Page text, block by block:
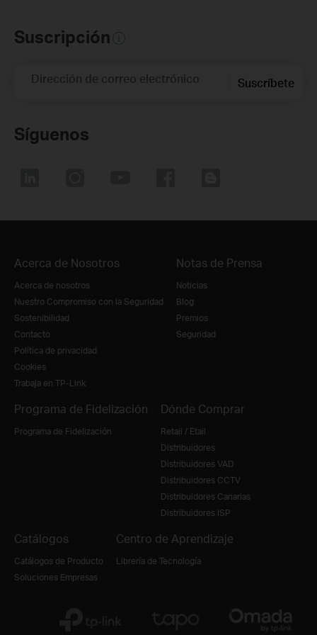
Suscripción
Dirección de correo electrónico Suscríbete
Síguenos
Acerca de Nosotros
Acerca de nosotros
Nuestro Compromiso con la Seguridad
Sostenibilidad
Contacto
Política de privacidad
Cookies
Trabaja en TP-Link
Notas de Prensa
Noticias
Blog
Premios
Seguridad
Programa de Fidelización
Programa de Fidelización
Dónde Comprar
Retail / Etail
Distribuidores
Distribuidores VAD
Distribuidores CCTV
Distribuidores Canarias
Distribuidores ISP
Catálogos
Catálogos de Producto
Soluciones Empresas
Centro de Aprendizaje
Librería de Tecnología